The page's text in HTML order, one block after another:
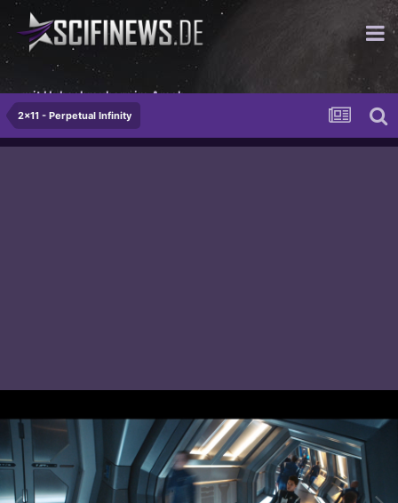
mit Hubschraubern im Arsch
2x11 - Perpetual Infinity